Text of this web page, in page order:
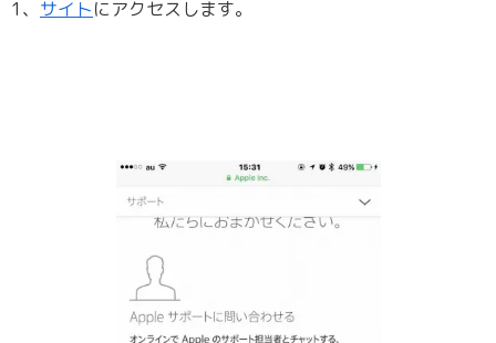
1、 サイトにアクセスします。